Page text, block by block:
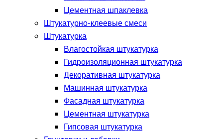
Цементная шпаклевка
Штукатурно-клеевые смеси
Штукатурка
Влагостойкая штукатурка
Гидроизоляционная штукатурка
Декоративная штукатурка
Машинная штукатурка
Фасадная штукатурка
Цементная штукатурка
Гипсовая штукатурка